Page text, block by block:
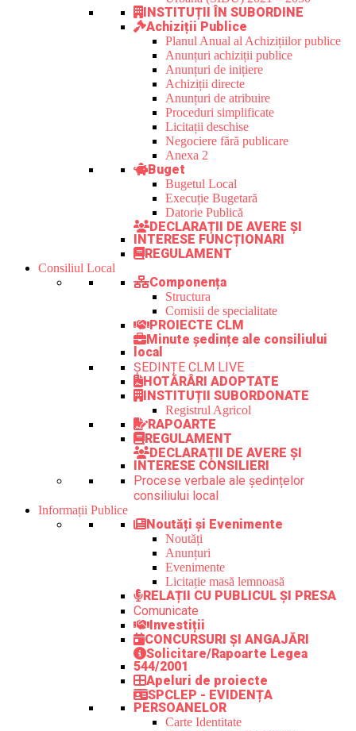
INSTITUȚII ÎN SUBORDINE
Achiziții Publice
Planul Anual al Achizițiilor publice
Anunțuri achiziții publice
Anunțuri de inițiere
Achiziții directe
Anunțuri de atribuire
Proceduri simplificate
Licitații deschise
Negociere fără publicare
Anexa 2
Buget
Bugetul Local
Execuție Bugetară
Datorie Publică
DECLARAȚII DE AVERE ȘI
INTERESE FUNCȚIONARI
REGULAMENT
Consiliul Local
Componența
Structura
Comisii de specialitate
PROIECTE CLM
Minute ședințe ale consiliului
local
ȘEDINȚE CLM LIVE
HOTĂRÂRI ADOPTATE
INSTITUȚII SUBORDONATE
Registrul Agricol
RAPOARTE
REGULAMENT
DECLARAȚII DE AVERE ȘI
INTERESE CONSILIERI
Procese verbale ale ședințelor
consiliului local
Informații Publice
Noutăți și Evenimente
Noutăți
Anunțuri
Evenimente
Licitație masă lemnoasă
RELAȚII CU PUBLICUL ȘI PRESA
Comunicate
Investiții
CONCURSURI ȘI ANGAJĂRI
Solicitare/Rapoarte Legea
544/2001
Apeluri de proiecte
SPCLEP - EVIDENȚA
PERSOANELOR
Carte Identitate